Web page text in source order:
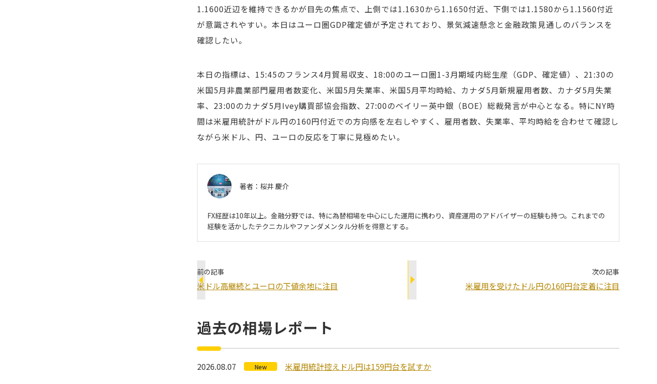
1.1600近辺を維持できるかが目先の焦点で、上側では1.1630から1.1650付近、下側では1.1580から1.1560付近
が意識されやすい。本日はユーロ圏GDP確定値が予定されており、景気減速懸念と金融政策見通しのバランスを
確認したい。
本日の指標は、15:45のフランス4月貿易収支、18:00のユーロ圏1-3月期域内総生産（GDP、確定値）、21:30の
米国5月非農業部門雇用者数変化、米国5月失業率、米国5月平均時給、カナダ5月新規雇用者数、カナダ5月失業
率、23:00のカナダ5月Ivey購買部協会指数、27:00のベイリー英中銀（BOE）総裁発言が中心となる。特にNY時
間は米雇用統計がドル円の160円付近での方向感を左右しやすく、雇用者数、失業率、平均時給を合わせて確認し
ながら米ドル、円、ユーロの反応を丁寧に見極めたい。
著者：桜井 慶介
FX経歴は10年以上。金融分野では、特に為替相場を中心にした運用に携わり、資産運用のアドバイザーの経験も持つ。これまでの
経験を活かしたテクニカルやファンダメンタル分析を得意とする。
前の記事
米ドル高継続とユーロの下値余地に注目
次の記事
米雇用を受けたドル円の160円台定着に注目
過去の相場レポート
2026.08.07 New 米雇用統計控えドル円は159円台を試すか